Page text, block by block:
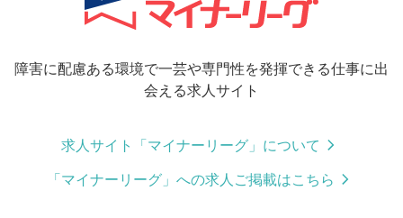
障害に配慮ある環境で一芸や専門性を発揮できる仕事に出
会える求人サイト
求人サイト「マイナーリーグ」について
「マイナーリーグ」への求人ご掲載はこちら